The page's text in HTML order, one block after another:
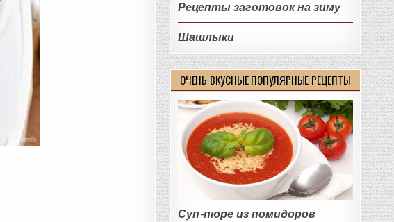
Рецепты заготовок на зиму
Шашлыки
ОЧЕНЬ ВКУСНЫЕ ПОПУЛЯРНЫЕ РЕЦЕПТЫ
Суп-пюре из помидоров